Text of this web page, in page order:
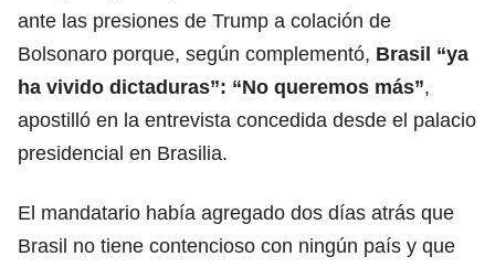
ante las presiones de Trump a colación de
Bolsonaro porque, según complementó, Brasil “ya
ha vivido dictaduras”: “No queremos más”,
apostilló en la entrevista concedida desde el palacio
presidencial en Brasilia.
El mandatario había agregado dos días atrás que
Brasil no tiene contencioso con ningún país y que